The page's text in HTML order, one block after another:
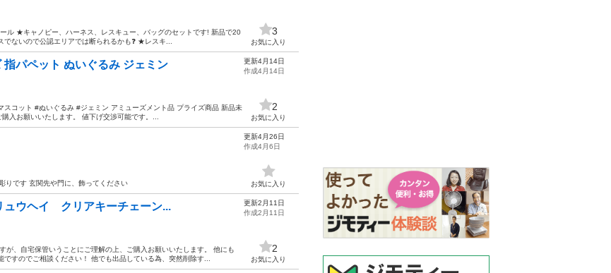
ル ★キャノピー、ハーネス、レスキュー、バッグのセットです! 新品で20
ないので公認エリアでは断られるかも❓️ ★レスキ...
3
お気に入り
パペット ぬいぐるみ ジェミン
コット #ぬいぐるみ #ジェミン アミューズメント品 プライズ商品 新品未
入お願いいたします。 値下げ交渉可能です。...
更新4月14日
作成4月14日
2
お気に入り
です 玄関先や門に、飾ってください
更新4月26日
作成4月6日
お気に入り
ウヘイ クリアキーチェーン...
が、自宅保管いうことにご理解の上、ご購入お願いいたします。 他にも
すのでご相談ください！ 他でも出品している為、突然削除す...
更新2月11日
作成2月11日
2
お気に入り